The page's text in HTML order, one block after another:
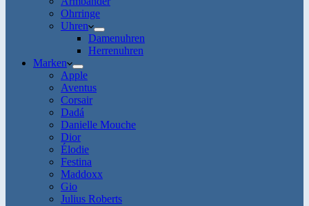
Ohrringe
Uhren
Damenuhren
Herrenuhren
Marken
Apple
Aventus
Corsair
Dadá
Danielle Mouche
Dior
Élodie
Festina
Maddoxx
Gio
Julius Roberts